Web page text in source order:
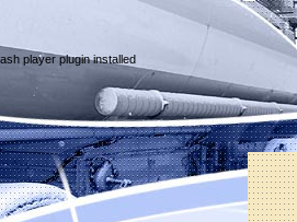
player plugin installed